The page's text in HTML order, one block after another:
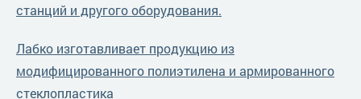
станций и другого оборудования.
Лабко изготавливает продукцию из
модифицированного полиэтилена и армированного
стеклопластика